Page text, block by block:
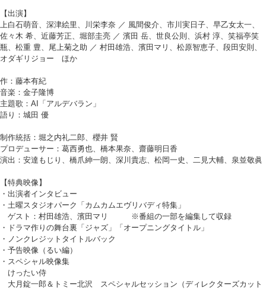
【出演】
上白石萌音、深津絵里、川栄李奈 ／ 風間俊介、市川実日子、早乙女太一、
佐々木 希、近藤芳正、堀部圭亮 ／ 濱田 岳、世良公則、浜村 淳、笑福亭笑
瓶、松重 豊、尾上菊之助 ／ 村田雄浩、濱田マリ、松原智恵子、段田安則、
オダギリジョー ほか
作：藤本有紀
音楽：金子隆博
主題歌：AI「アルデバラン」
語り：城田 優
制作統括：堀之内礼二郎、櫻井 賢
プロデューサー：葛西勇也、橋本果奈、齋藤明日香
演出：安達もじり、橋爪紳一朗、深川貴志、松岡一史、二見大輔、泉並敬眞
【特典映像】
・出演者インタビュー
・土曜スタジオパーク「カムカムエヴリバディ特集」
ゲスト：村田雄浩、濱田マリ ※番組の一部を編集して収録
・ドラマ作りの舞台裏「ジャズ」「オープニングタイトル」
・ノンクレジットタイトルバック
・予告映像（るい編）
・スペシャル映像集
けったい侍
大月錠一郎＆トミー北沢 スペシャルセッション（ディレクターズカット